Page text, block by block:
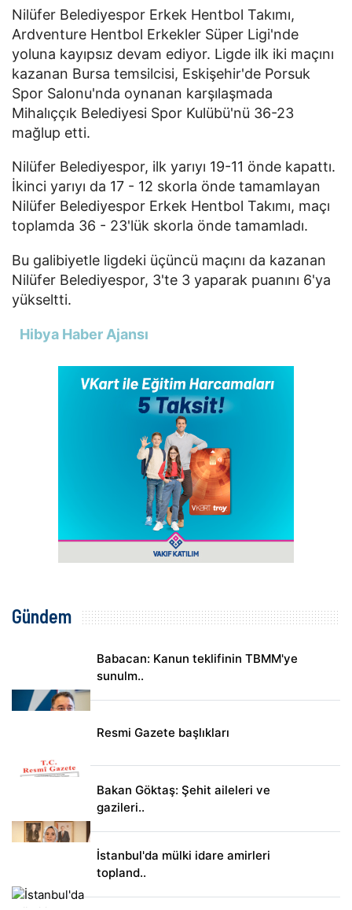
Nilüfer Belediyespor Erkek Hentbol Takımı,
Ardventure Hentbol Erkekler Süper Ligi'nde
yoluna kayıpsız devam ediyor. Ligde ilk iki maçını
kazanan Bursa temsilcisi, Eskişehir'de Porsuk
Spor Salonu'nda oynanan karşılaşmada
Mihalıççık Belediyesi Spor Kulübü'nü 36-23
mağlup etti.
Nilüfer Belediyespor, ilk yarıyı 19-11 önde kapattı.
İkinci yarıyı da 17 - 12 skorla önde tamamlayan
Nilüfer Belediyespor Erkek Hentbol Takımı, maçı
toplamda 36 - 23'lük skorla önde tamamladı.
Bu galibiyetle ligdeki üçüncü maçını da kazanan
Nilüfer Belediyespor, 3'te 3 yaparak puanını 6'ya
yükseltti.
Hibya Haber Ajansı
Gündem
Babacan: Kanun teklifinin TBMM'ye
sunulm..
Resmi Gazete başlıkları
Bakan Göktaş: Şehit aileleri ve
gazileri..
İstanbul'da mülki idare amirleri
topland..